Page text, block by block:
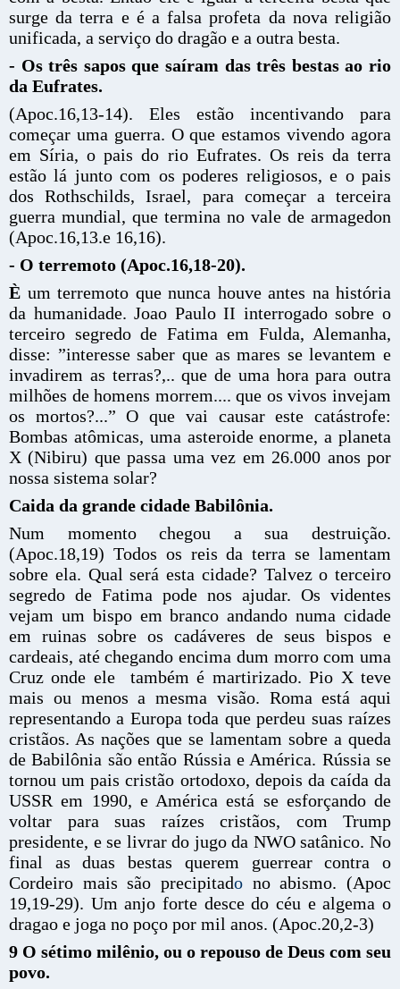
surge da terra e é a falsa profeta da nova religião
unificada, a serviço do dragão e a outra besta.
- Os três sapos que saíram das três bestas ao rio
da Eufrates.
(Apoc.16,13-14). Eles estão incentivando para
começar uma guerra. O que estamos vivendo agora
em Síria, o pais do rio Eufrates. Os reis da terra
estão lá junto com os poderes religiosos, e o pais
dos Rothschilds, Israel, para começar a terceira
guerra mundial, que termina no vale de armagedon
(Apoc.16,13.e 16,16).
- O terremoto (Apoc.16,18-20).
È um terremoto que nunca houve antes na história
da humanidade. Joao Paulo II interrogado sobre o
terceiro segredo de Fatima em Fulda, Alemanha,
disse: ”interesse saber que as mares se levantem e
invadirem as terras?,.. que de uma hora para outra
milhões de homens morrem.... que os vivos invejam
os mortos?...” O que vai causar este catástrofe:
Bombas atômicas, uma asteroide enorme, a planeta
X (Nibiru) que passa uma vez em 26.000 anos por
nossa sistema solar?
Caida da grande cidade Babilônia.
Num momento chegou a sua destruição.
(Apoc.18,19) Todos os reis da terra se lamentam
sobre ela. Qual será esta cidade? Talvez o terceiro
segredo de Fatima pode nos ajudar. Os videntes
vejam um bispo em branco andando numa cidade
em ruinas sobre os cadáveres de seus bispos e
cardeais, até chegando encima dum morro com uma
Cruz onde ele também é martirizado. Pio X teve
mais ou menos a mesma visão. Roma está aqui
representando a Europa toda que perdeu suas raízes
cristãos. As nações que se lamentam sobre a queda
de Babilônia são então Rússia e América. Rússia se
tornou um pais cristão ortodoxo, depois da caída da
USSR em 1990, e América está se esforçando de
voltar para suas raízes cristãos, com Trump
presidente, e se livrar do jugo da NWO satânico. No
final as duas bestas querem guerrear contra o
Cordeiro mais são precipitado no abismo. (Apoc
19,19-29). Um anjo forte desce do céu e algema o
dragao e joga no poço por mil anos. (Apoc.20,2-3)
9 O sétimo milênio, ou o repouso de Deus com seu
povo.